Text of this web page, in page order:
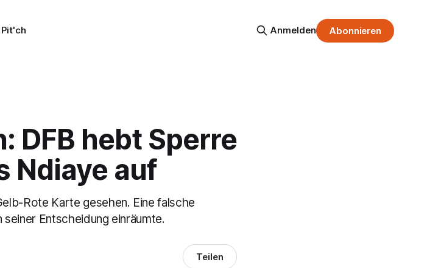
Anmelden Abonnieren
DFB hebt Sperre
Ndiaye auf
Rote Karte gesehen. Eine falsche
Entscheidung einräumte.
Teilen